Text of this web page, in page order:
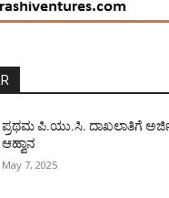
ಪ್ರಥಮ ಪಿ.ಯು.ಸಿ. ದಾಖಲಾತಿಗೆ
ಆಹ್ವಾನ
May 7, 2025